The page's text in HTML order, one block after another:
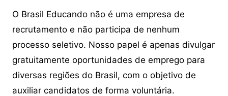
O Brasil Educando não é uma empresa de
recrutamento e não participa de nenhum
processo seletivo. Nosso papel é apenas divulgar
gratuitamente oportunidades de emprego para
diversas regiões do Brasil, com o objetivo de
auxiliar candidatos de forma voluntária.